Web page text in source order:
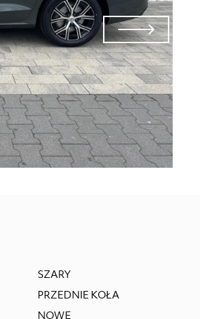
SZARY
PRZEDNIE KOŁA
NOWE